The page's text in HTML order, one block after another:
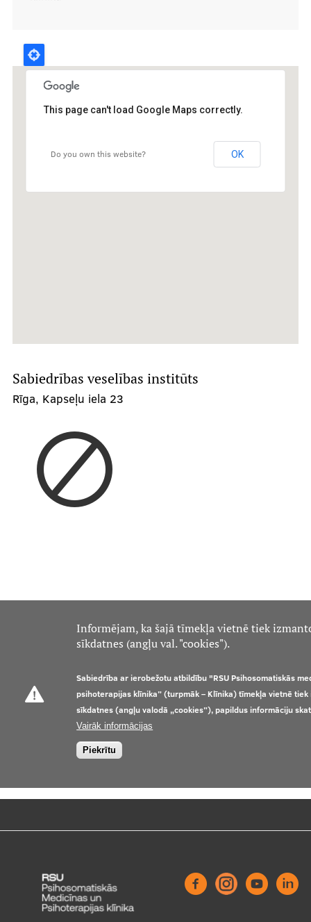
This page can't load Google Maps correctly.
Do you own this website? OK
Sabiedrības veselības institūts
Rīga, Kapseļu iela 23
Informējam, ka šajā tīmekļa vietnē tiek
sīkdatnes (angļu val. "cookies").
Sabiedrība ar ierobežotu atbildību "RSU Psihosomatiskās
psihoterapijas klīnika” (turpmāk – Klīnika) tīmekļa vietnē tiek
sīkdatnes (angļu valodā „cookies”), papildus informāciju
Vairāk informācijas
Piekrītu